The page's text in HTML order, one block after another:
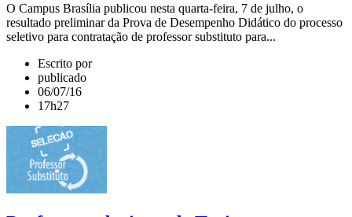
O Campus Brasília publicou nesta quarta-feira, 7 de julho, o
resultado preliminar da Prova de Desempenho Didático do processo
seletivo para contratação de professor substituto para...
Escrito por
publicado
06/07/16
17h27